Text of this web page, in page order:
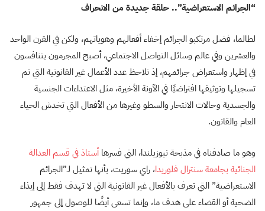
“الجرائم الاستعراضية”.. حلقة جديدة من الانحراف
لطالما، فضل مرتكبو الجرائم إخفاء أفعالهم وهوياتهم، ولكن في القرن الواحد
والعشرين وفي عالم وسائل التواصل الاجتماعي، أصبح المجرمون يتنافسون
في إظهار واستعراض جرائمهم، إذ نلاحظ عدد الأعمال غير القانونية التي تم
تسجيلها وتوثيقها افتراضيًا في الآونة الأخيرة، مثل الاعتداءات الجنسية
والجسدية وحالات الانتحار والسطو وغيرها من الأفعال التي تخدش الحياء
العام والقانون.
وهو ما صادفناه في مذبحة نيوزيلندا، التي فسرهاأستاذ في قسم العدالة
الجنائية بجامعة سنترال فلوريدا، راي سوريت، بأنها تمثيل لـ”الجرائم
الاستعراضية” التي تعرف بالأفعال غير القانونية التي لا تهدف فقط إلى إيذاء
الضحية أو القضاء على هدف ما، وإنما تسعى أيضًا للوصول إلى جمهور